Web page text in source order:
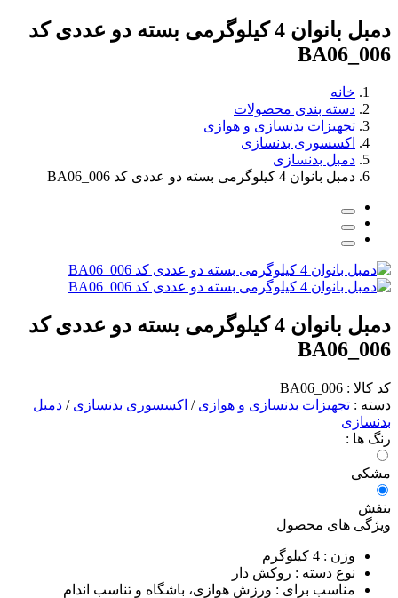
دمبل بانوان 4 کیلوگرمی بسته دو عددی کد
BA06_006
خانه
دسته بندی محصولات
تجهیزات بدنسازی و هوازی
اکسسوری بدنسازی
دمبل بدنسازی
دمبل بانوان 4 کیلوگرمی بسته دو عددی کد BA06_006
دمبل بانوان 4 کیلوگرمی بسته دو عددی کد
BA06_006
کد کالا : BA06_006
دسته : تجهیزات بدنسازی و هوازی/ اکسسوری بدنسازی/ دمبل
بدنسازی
رنگ ها :
مشکی
بنفش
ویژگی های محصول
وزن : 4 کیلوگرم
نوع دسته : روکش دار
مناسب برای : ورزش هوازی، باشگاه و تناسب اندام